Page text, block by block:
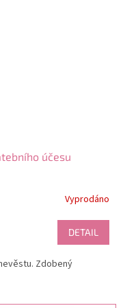
účesu
Vyprodáno
DETAIL
Zdobený